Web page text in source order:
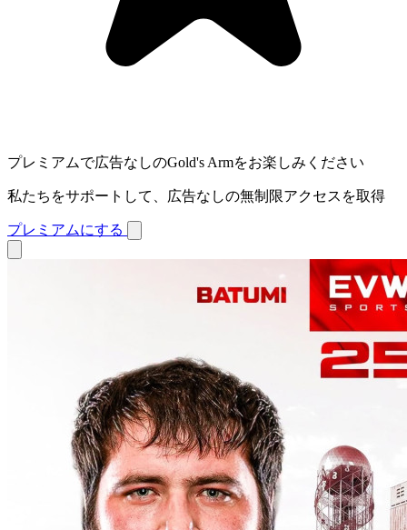
プレミアムで広告なしのGold's Armをお楽しみください
私たちをサポートして、広告なしの無制限アクセスを取得
プレミアムにする